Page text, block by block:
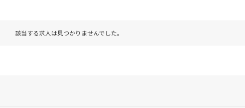
該当する求人は見つかりませんでした。